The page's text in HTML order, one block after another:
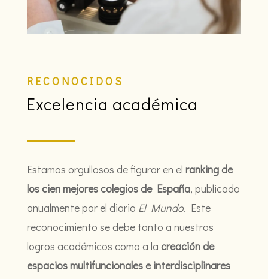
RECONOCIDOS
Excelencia académica
Estamos orgullosos de figurar en el ranking de
los cien mejores colegios de España, publicado
anualmente por el diario El Mundo. Este
reconocimiento se debe tanto a nuestros
logros académicos como a la creación de
espacios multifuncionales e interdisciplinares